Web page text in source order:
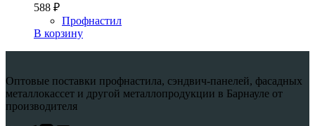
588 ₽
Профнастил
В корзину
Оптовые поставки профнастила, сэндвич-панелей, фасадных
металлокассет и другой металлопродукции в Барнауле от
производителя